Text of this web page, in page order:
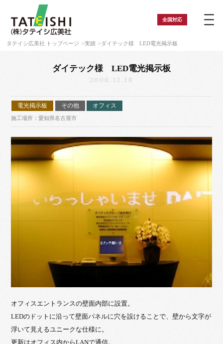
全国対応
タテイシ広美社 トップページ 実績 ダイテック様 LED電光掲示板
ダイテック様 LED電光掲示板
2008.12.18
電光掲示板 その他 オフィス
施工場所：愛知県名古屋市
オフィスエントランスの壁面内部に設置。
LEDのドットに沿って壁面パネルに穴を設けることで、壁から文字が
浮いて見えるユニークな仕様に。
更新はオフィス内からLANで通信。